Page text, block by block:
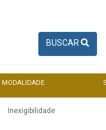
BUSCAR
MODALIDADE
Inexigibilidade